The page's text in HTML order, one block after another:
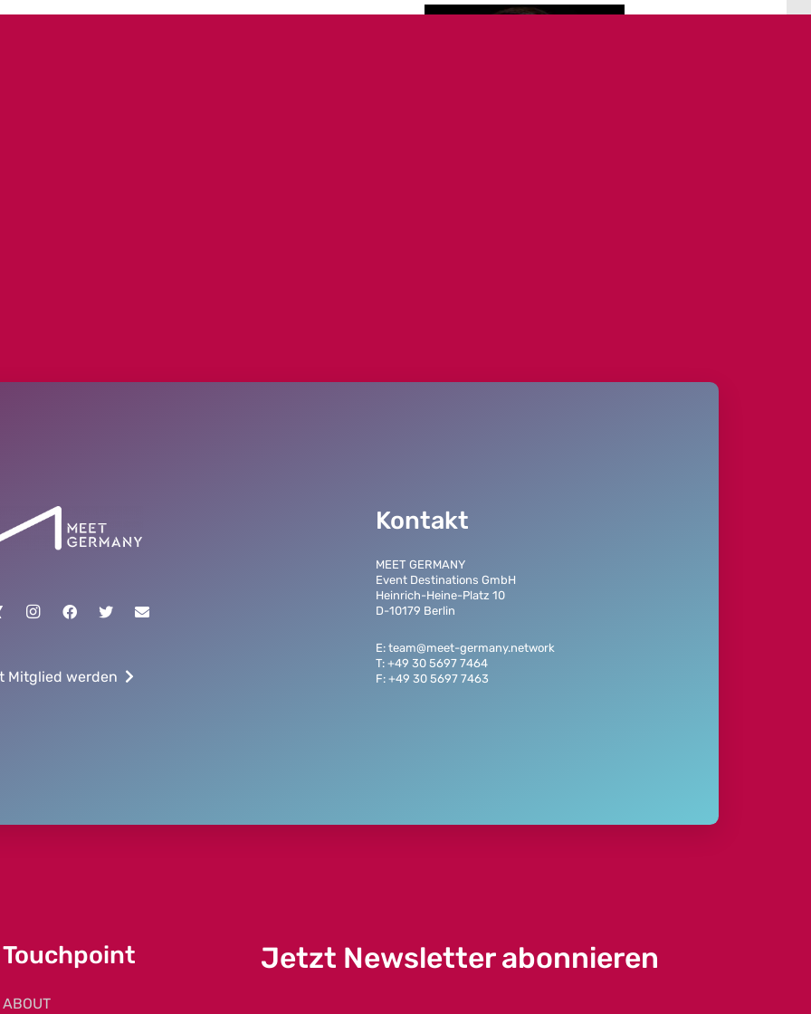
Mitglied werden
Kontakt
MEET GERMANY
Event Destinations GmbH
Heinrich-Heine-Platz 10
D-10179 Berlin
E: team@meet-germany.network
T: +49 30 5697 7464
F: +49 30 5697 7463
Touchpoint
ABOUT
Jetzt Newsletter abonnieren